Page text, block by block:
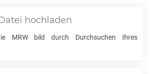
hochladen
MRWbild durch Durchsuchen Ihres